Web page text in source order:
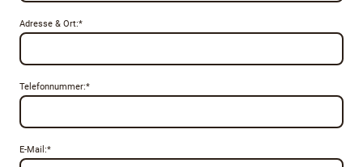
Adresse & Ort:*
Telefonnummer:*
E-Mail:*